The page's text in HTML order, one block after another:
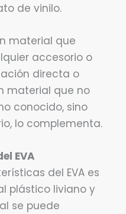
de vinilo.
material que
accesorio o
directa o
material que no
conocido, sino
lo complementa.
EVA
del EVA es
plástico liviano y
se puede